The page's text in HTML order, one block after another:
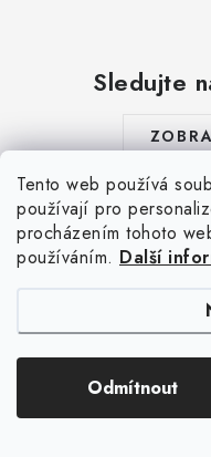
Tento web používá
používají pro
procházením tohoto
používáním. Další
Odmítnout
Sledujte
Aktuální